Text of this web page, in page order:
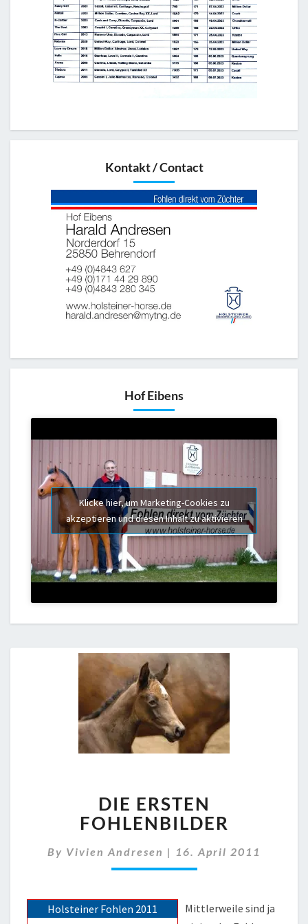
Kontakt / Contact
Hof Eibens
Klicke hier, um Marketing-Cookies zu
akzeptieren und diesen Inhalt zu aktivieren
ERSTEN
FOHLENBILDER
DIE ERSTEN
FOHLENBILDER
By Vivien Andresen | 16. April 2011
Holsteiner Fohlen 2011
Mittlerweile sind ja